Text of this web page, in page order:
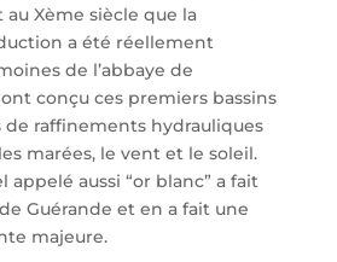
au Xème siècle que la
a été réellement
de l’abbaye de
conçu ces premiers bassins
raffinements hydrauliques
marées, le vent et le soleil.
appelé aussi “or blanc” a fait
Guérande et en a fait une
majeure.